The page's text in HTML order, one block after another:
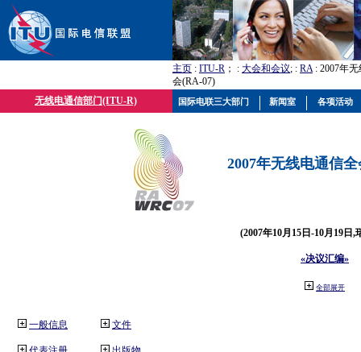
主页 : ITU-R ； : 大会和会议; : RA: 2007年
会(RA-07)
无线电通信部门(ITU-R)
2007年无线电通信
(2007年10月15日-10月19日,
«决议汇编»
全部展开
一般信息 文件
国际电联三大部门 新闻室 各项活动